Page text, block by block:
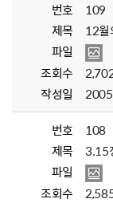
번호
109
제목
12월
파일
조회수
작성일
번호
108
제목
3.15
파일
조회수